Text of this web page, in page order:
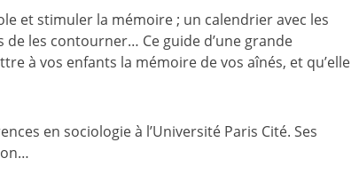
et stimuler la mémoire ; un calendrier avec les
de les contourner… Ce guide d’une grande
à vos enfants la mémoire de vos aînés, et qu’elle
en sociologie à l’Université Paris Cité. Ses